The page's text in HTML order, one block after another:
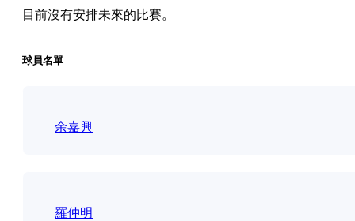
目前沒有安排未來的比賽。
球員名單
余嘉興
羅仲明